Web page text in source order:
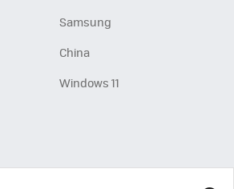
Samsung
China
Windows 11